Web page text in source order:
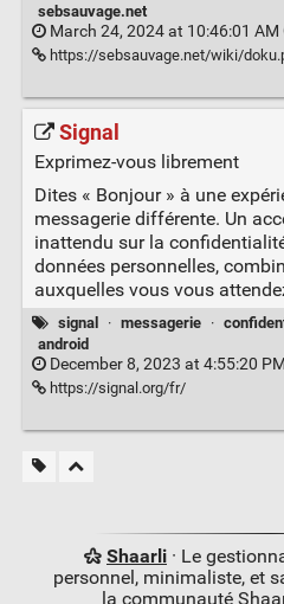
sebsauvage.net
March 24, 2024 at 10:46:01 AM
https://sebsauvage.net/wiki/
Signal
Exprimez-vous librement
Dites « Bonjour » à une
messagerie différente. Un
inattendu sur la
données personnelles,
auxquelles vous vous
signal · messagerie ·
android
December 8, 2023 at 4:55:20
https://signal.org/fr/
Shaarli· Le
personnel, minimaliste, et
la communauté